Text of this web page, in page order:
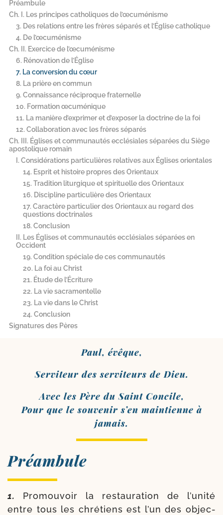
Préambule
Ch. I. Les principes catholiques de l’œcuménisme
3. Des relations entre les frères séparés et l’Église catholique
4. De l’œcuménisme
Ch. II. Exercice de l’œcuménisme
6. Rénovation de l’Église
7. La conversion du cœur
8. La prière en commun
9. Connaissance réciproque fraternelle
10. Formation œcuménique
11. La manière d’exprimer et d’exposer la doctrine de la foi
12. Collaboration avec les frères séparés
Ch. III. Églises et communautés ecclésiales séparées du Siège
apostolique romain
I. Considérations particulières relatives aux Églises orientales
14. Esprit et histoire propres des Orientaux
15. Tradition liturgique et spirituelle des Orientaux
16. Discipline particulière des Orientaux
17. Caractère particulier des Orientaux au regard des
questions doctrinales
18. Conclusion
II. Les Églises et communautés ecclésiales séparées en
Occident
19. Condition spéciale de ces communautés
20. La foi au Christ
21. Étude de l’Écriture
22. La vie sacramentelle
23. La vie dans le Christ
24. Conclusion
Signatures des Pères
Paul, évêque,
Serviteur des ser­vi­teurs de Dieu.
Avec les Père du Saint Concile,
Pour que le sou­ve­nir s’en main­tienne à
jamais.
Préambule
1. Promouvoir la res­tau­ra­tion de l’unité
entre tous les chré­tiens est l’un des objec­